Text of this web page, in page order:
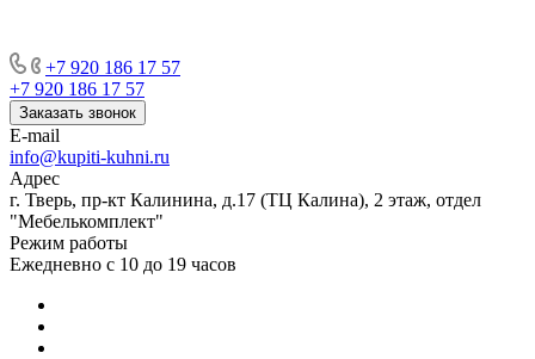
+7 920 186 17 57
+7 920 186 17 57
Заказать звонок
E-mail
info@kupiti-kuhni.ru
Адрес
г. Тверь, пр-кт Калинина, д.17 (ТЦ Калина), 2 этаж, отдел
"Мебелькомплект"
Режим работы
Ежедневно с 10 до 19 часов